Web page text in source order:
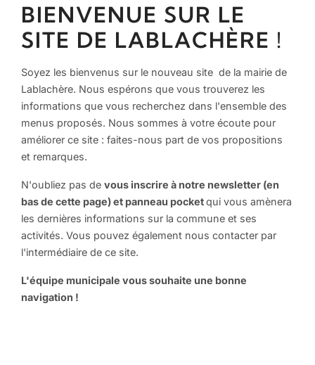
BIENVENUE SUR LE
SITE DE LABLACHÈRE !
Soyez les bienvenus sur le nouveau site de la mairie de
Lablachère. Nous espérons que vous trouverez les
informations que vous recherchez dans l'ensemble des
menus proposés. Nous sommes à votre écoute pour
améliorer ce site : faites-nous part de vos propositions
et remarques.
N'oubliez pas de vous inscrire à notre newsletter (en
bas de cette page) et panneau pocketqui vous amènera
les dernières informations sur la commune et ses
activités. Vous pouvez également nous contacter par
l'intermédiaire de ce site.
L'équipe municipale vous souhaite une bonne
navigation !